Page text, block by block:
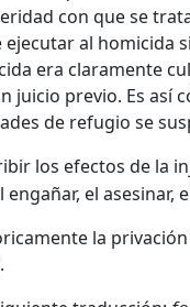
con que se
al
era claramente
juicio previo. Es así
de refugio se
los efectos de la
el
la